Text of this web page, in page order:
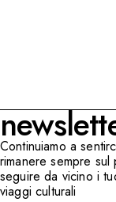
Continuiamo a
rimanere sempre
seguire da vicino i
viaggi culturali